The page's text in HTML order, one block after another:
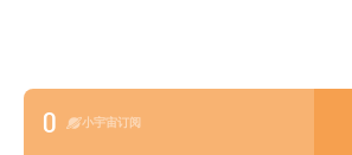
0 小宇宙订阅